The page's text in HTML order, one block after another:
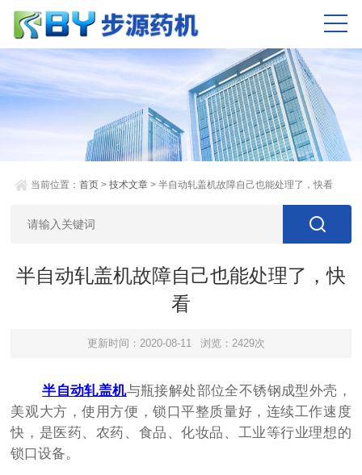
当前位置：首页 >技术文章 > 半自动轧盖机故障自己也能处理了，快看
半自动轧盖机故障自己也能处理了，快
看
更新时间：2020-08-11 浏览：2429次
半自动轧盖机与瓶接解处部位全不锈钢成型外壳，
美观大方，使用方便，锁口平整质量好，连续工作速度
快，是医药、农药、食品、化妆品、工业等行业理想的
锁口设备。